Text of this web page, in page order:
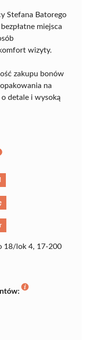
Stefana Batorego
miejsca
wizyty.
zakupu bonów
na
detale i wysoką
18/lok 4, 17-200